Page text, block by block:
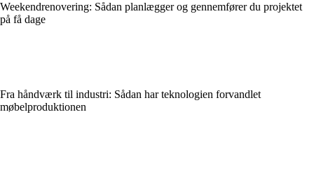
Weekendrenovering: Sådan planlægger og gennemfører du projektet
på få dage
Fra håndværk til industri: Sådan har teknologien forvandlet
møbelproduktionen